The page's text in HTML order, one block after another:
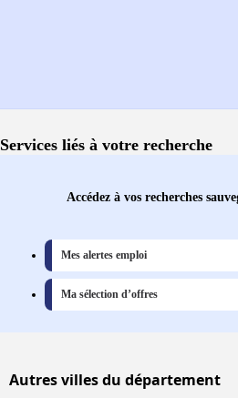
Services liés à votre recherche
Accédez à vos recherches
Mes alertes emploi
Ma sélection d’offres
Autresvillesdu département